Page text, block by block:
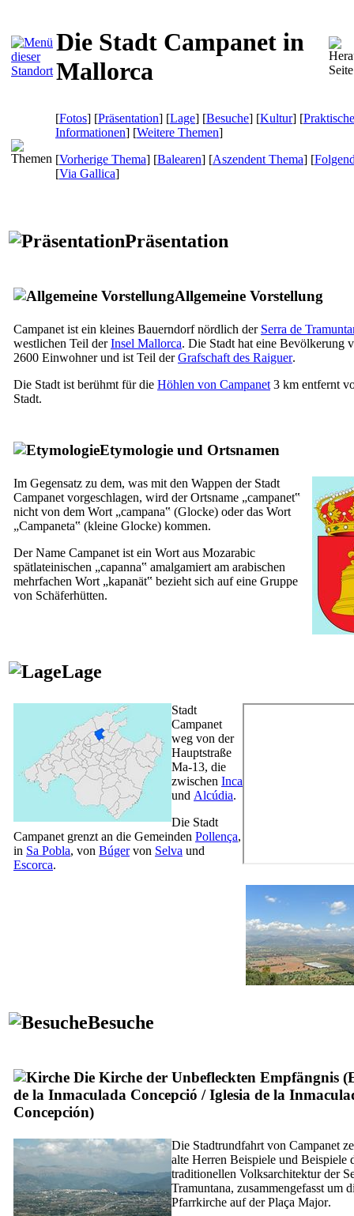
Die Stadt Campanet in
Mallorca
[Fotos] [Präsentation] [Lage] [Besuche] [Kultur] [Praktische
Informationen] [Weitere Themen]
[Vorherige Thema] [Balearen] [Aszendent Thema] [
[Via Gallica]
Präsentation
Allgemeine Vorstellung
Campanet ist ein kleines Bauerndorf nördlich der Serra de
westlichen Teil derInsel Mallorca. Die Stadt hat eine Bevölkerung
2600 Einwohner und ist Teil derGrafschaft des Raiguer.
Die Stadt ist berühmt für die Höhlen von Campanet 3 km entfernt
Stadt.
Etymologie und Ortsnamen
Im Gegensatz zu dem, was mit den Wappen der Stadt
Campanet vorgeschlagen, wird der Ortsname „campanet‟
nicht von dem Wort „campana‟ (Glocke) oder das Wort
„Campaneta‟ (kleine Glocke) kommen.
Der Name Campanet ist ein Wort aus Mozarabic
spätlateinischen „capanna‟ amalgamiert am arabischen
mehrfachen Wort „kapanät‟ bezieht sich auf eine Gruppe
von Schäferhütten.
Lage
Stadt
Campanet
weg von der
Hauptstraße
Ma-13, die
zwischen Inca
und Alcúdia.
Die Stadt
Campanet grenzt an die Gemeinden Pollença,
in Sa Pobla, von Búgervon Selva und
Escorca.
Besuche
Die Kirche der Unbefleckten Empfängnis (
de la Inmaculada Concepció /Iglesia de la
Concepción)
Die Stadtrundfahrt von Campanet
alte Herren Beispiele und Beispiele
traditionellen Volksarchitektur der
Tramuntana, zusammengefasst um
Pfarrkirche auf derPlaça Major.